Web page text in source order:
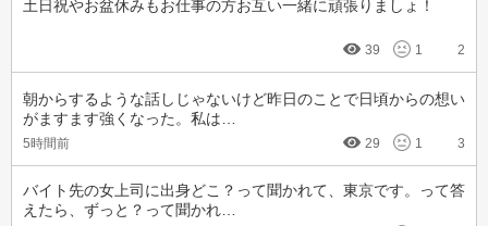
土日祝やお盆休みもお仕事の方お互い一緒に頑張りましょ！
39 1 2
朝からするような話しじゃないけど昨日のことで日頃からの想い
がますます強くなった。私は…
5時間前 29 1 3
バイト先の女上司に出身どこ？って聞かれて、東京です。って答
えたら、ずっと？って聞かれ…